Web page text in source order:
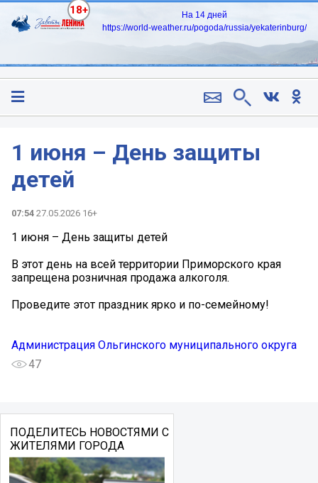
18+
На 14 дней
https://world-weather.ru/pogoda/russia/yekaterinburg/
1 июня – День защиты
детей
07:54 27.05.2026 16+
1 июня – День защиты детей
В этот день на всей территории Приморского края
запрещена розничная продажа алкоголя.
Проведите этот праздник ярко и по-семейному!
Администрация Ольгинского муниципального округа
47
ПОДЕЛИТЕСЬ НОВОСТЯМИ С
ЖИТЕЛЯМИ ГОРОДА